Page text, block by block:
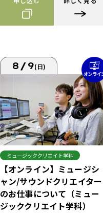
8/9(日)
ミュージッククリエイト学科
【オンライン】ミュージシ
ャン/サウンドクリエイター
のお仕事について（ミュー
ジッククリエイト学科）